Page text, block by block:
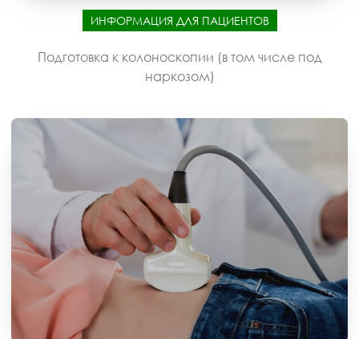
ИНФОРМАЦИЯ ДЛЯ ПАЦИЕНТОВ
Подготовка к колоноскопии (в том числе под
наркозом)